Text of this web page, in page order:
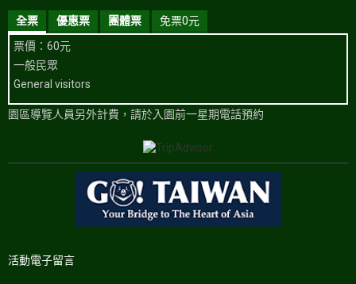
全票 優惠票 團體票
免票0元
票價：60元
一般民眾
General visitors
園區導覽人員另外計費，請於入園前一星期電話預約
活動電子留言